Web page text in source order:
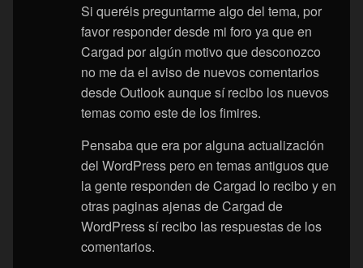
Si queréis preguntarme algo del tema, por
favor responder desde mi foro ya que en
Cargad por algún motivo que desconozco
no me da el aviso de nuevos comentarios
desde Outlook aunque sí recibo los nuevos
temas como este de los fimires.
Pensaba que era por alguna actualización
del WordPress pero en temas antiguos que
la gente responden de Cargad lo recibo y en
otras paginas ajenas de Cargad de
WordPress sí recibo las respuestas de los
comentarios.